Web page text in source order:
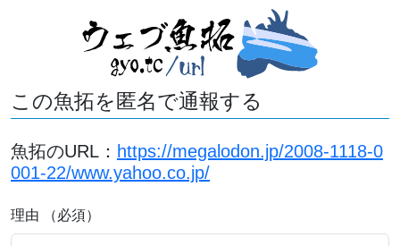
この魚拓を匿名で通報する
魚拓のURL： https://megalodon.jp/2008-1118-0
001-22/www.yahoo.co.jp/
理由 （必須）